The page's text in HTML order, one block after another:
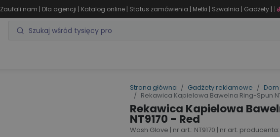
Zaufali nam | Dla agencji | Katalog online | Status zamówienia | Metki | Szwalnia | Gadżety | |
Strona główna Gadżety reklamowe
Rekawica Kapielowa Bawelna Ring-Spun
Rekawica Kapielowa
NT9170 - Red
Wash Glove | nr art.: NT9170 | nr art. producenta: